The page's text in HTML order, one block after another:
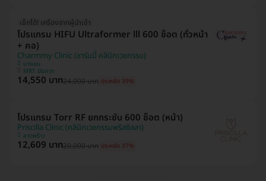
เช็กได้! เครื่องจากผู้นำเข้า
โปรแกรม HIFU Ultraformer lll 600 ช็อต (ทั่วหน้า
+ คอ)
Charmmy Clinic (ชาร์มมี่ คลินิกเวชกรรม)
บางเขน
MRT มัยลาภ
14,550 บาท24,000 บาท ประหยัด 39%
โปรแกรม Torr RF ยกกระชับ 600 ช็อต (หน้า)
Priscilla Clinic (คลินิกเวชกรรมพริสซิลลา)
ลาดพร้าว
12,609 บาท20,000 บาท ประหยัด 37%